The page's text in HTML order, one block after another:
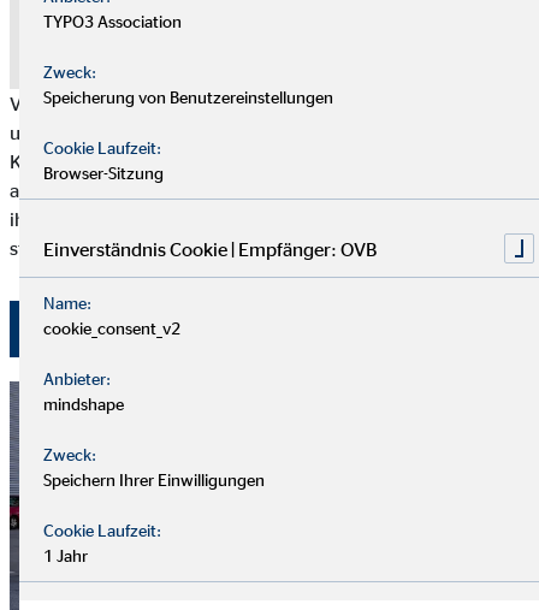
Datenschutz
Von Herzen bedanken wir uns bei allen Finanzvermittlerinnen
und Finanzvermittlern und bei unseren OVB Kolleginnen und
Kollegen für vier Jahrzehnte gemeinsames Engagement für
andere. Ob finanziell, mit ihrer Zeit und ihrem Tatendrang,
ihrem Wissen oder mit Sachspenden. Unser Jubiläumsfilm
steht für viele dieser gemeinsamen Hilfsaktionen mit viel Herz.
zum ganzen Artikel
TYPO3 Association
Zweck:
Speicherung von Benutzereinstellungen
Cookie Laufzeit:
Browser-Sitzung
Einverständnis Cookie | Empfänger: OVB
Name:
cookie_consent_v2
Anbieter:
mindshape
Zweck:
Speichern Ihrer Einwilligungen
Cookie Laufzeit:
1 Jahr